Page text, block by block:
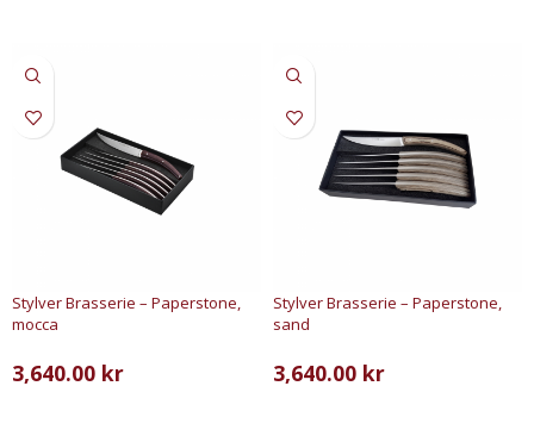
Stylver Brasserie – Paperstone,
mocca
3,640.00 kr
Stylver Brasserie – Paperstone,
sand
3,640.00 kr